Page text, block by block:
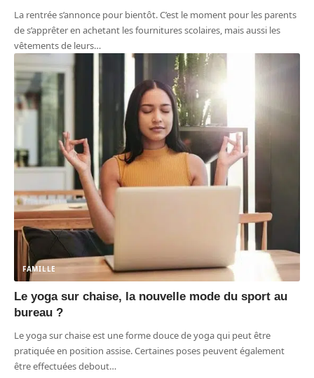
La rentrée s’annonce pour bientôt. C’est le moment pour les parents
de s’apprêter en achetant les fournitures scolaires, mais aussi les
vêtements de leurs…
FAMILLE
Le yoga sur chaise, la nouvelle mode du sport au
bureau ?
Le yoga sur chaise est une forme douce de yoga qui peut être
pratiquée en position assise. Certaines poses peuvent également
être effectuées debout…